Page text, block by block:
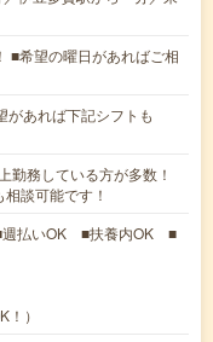
■希望の曜日があればご相
あれば下記シフトも
勤務している方が多数！
談可能です！
週払いOK ■扶養内OK ■
）